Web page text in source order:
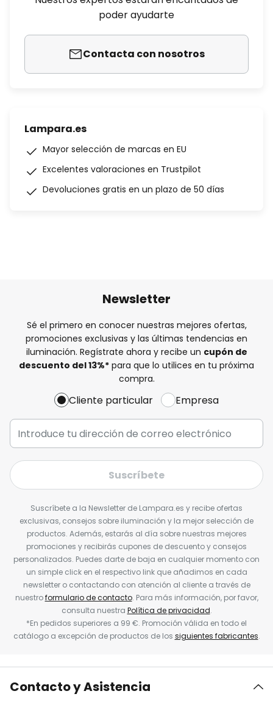
poder ayudarte
Contacta con nosotros
Lampara.es
Mayor selección de marcas en EU
Excelentes valoraciones en Trustpilot
Devoluciones gratis en un plazo de 50 días
Newsletter
Sé el primero en conocer nuestras mejores ofertas,
promociones exclusivas y las últimas tendencias en
iluminación. Regístrate ahora y recibe un cupón de
descuento del13%* para que lo utilices en tu próxima
compra.
Cliente particular Empresa
Suscríbete
Suscríbete a la Newsletter de Lampara.es y recibe ofertas
exclusivas, consejos sobre iluminación y la mejor selección de
productos. Además, estarás al día sobre nuestras mejores
promociones y recibirás cupones de descuento y consejos
personalizados. Puedes darte de baja en cualquier momento con
un simple click en el respectivo link que añadimos en cada
newsletter o contactando con atención al cliente a través de
nuestroformulario de contacto. Para más información, por favor,
consulta nuestra Política de privacidad.
*En pedidos superiores a 99 €. Promoción válida en todo el
catálogo a excepción de productos de los siguientes fabricantes.
Contacto y Asistencia